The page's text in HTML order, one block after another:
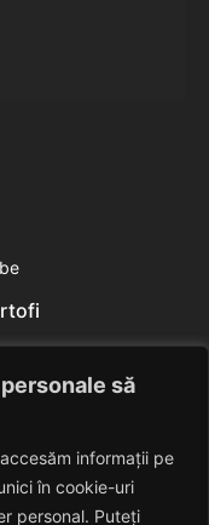
să
informații pe
în cookie-uri
personal. Puteți
2014